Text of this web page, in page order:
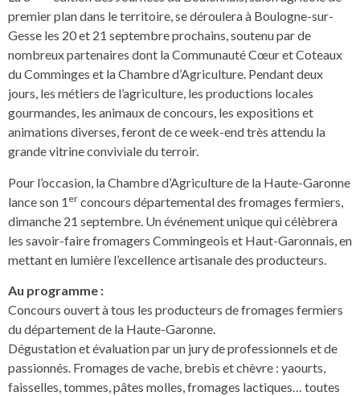
premier plan dans le territoire, se déroulera à Boulogne-sur-
Gesse les 20 et 21 septembre prochains, soutenu par de
nombreux partenaires dont la Communauté Cœur et Coteaux
du Comminges et la Chambre d’Agriculture. Pendant deux
jours, les métiers de l’agriculture, les productions locales
gourmandes, les animaux de concours, les expositions et
animations diverses, feront de ce week-end très attendu la
grande vitrine conviviale du terroir.
Pour l’occasion, la Chambre d’Agriculture de la Haute-Garonne
lance son 1 er concours départemental des fromages fermiers,
dimanche 21 septembre. Un événement unique qui célèbrera
les savoir-faire fromagers Commingeois et Haut-Garonnais, en
mettant en lumière l’excellence artisanale des producteurs.
Au programme :
Concours ouvert à tous les producteurs de fromages fermiers
du département de la Haute-Garonne.
Dégustation et évaluation par un jury de professionnels et de
passionnés. Fromages de vache, brebis et chèvre : yaourts,
faisselles, tommes, pâtes molles, fromages lactiques… toutes